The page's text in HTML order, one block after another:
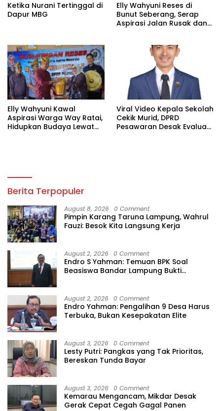
Ketika Nurani Tertinggal di
Dapur MBG
Elly Wahyuni Reses di
Bunut Seberang, Serap
Aspirasi Jalan Rusak dan
Elly Wahyuni Kawal
Aspirasi Warga Way Ratai,
Hidupkan Budaya Lewat
Viral Video Kepala Sekolah
Cekik Murid, DPRD
Pesawaran Desak Evaluasi
Berita Terpopuler
August 8, 2026 0 Comment
Pimpin Karang Taruna Lampung, Wahrul
Fauzi: Besok Kita Langsung Kerja
August 2, 2026 0 Comment
Endro S Yahman: Temuan BPK Soal
Beasiswa Bandar Lampung Bukti
August 2, 2026 0 Comment
Endro Yahman: Pengalihan 9 Desa Harus
Terbuka, Bukan Kesepakatan Elite
August 3, 2026 0 Comment
Lesty Putri: Pangkas yang Tak Prioritas,
Bereskan Tunda Bayar
August 3, 2026 0 Comment
Kemarau Mengancam, Mikdar Desak
Gerak Cepat Cegah Gagal Panen